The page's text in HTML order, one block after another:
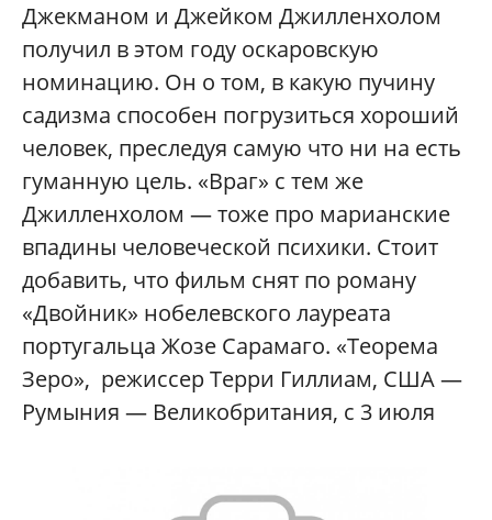
Джекманом и Джейком Джилленхолом
получил в этом году оскаровскую
номинацию. Он о том, в какую пучину
садизма способен погрузиться хороший
человек, преследуя самую что ни на есть
гуманную цель. «Враг» с тем же
Джилленхолом — тоже про марианские
впадины человеческой психики. Стоит
добавить, что фильм снят по роману
«Двойник» нобелевского лауреата
португальца Жозе Сарамаго. «Теорема
Зеро», режиссер Терри Гиллиам, США —
Румыния — Великобритания, с 3 июля